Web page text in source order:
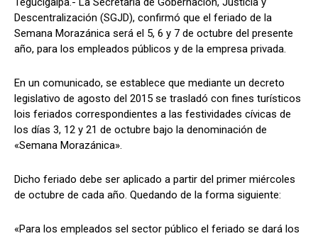
Comparta
Facebook X
Síganos
Comparta
Facebook X
Síganos
Descentralización (SGJD), confirmó que el feriado de la
Semana Morazánica será el 5, 6 y 7 de octubre del presente
año, para los empleados públicos y de la empresa privada.
En un comunicado, se establece que mediante un decreto
legislativo de agosto del 2015 se trasladó con fines turísticos
lois feriados correspondientes a las festividades cívicas de
los días 3, 12 y 21 de octubre bajo la denominación de
«Semana Morazánica».
Dicho feriado debe ser aplicado a partir del primer miércoles
de octubre de cada año. Quedando de la forma siguiente:
«Para los empleados sel sector público el feriado se dará los